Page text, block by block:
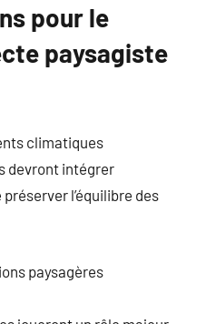
pour le
paysagiste
climatiques
devront intégrer
l’équilibre des
paysagères